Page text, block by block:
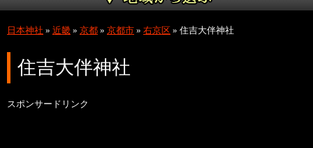
日本神社 » 近畿 » 京都 » 京都市 » 右京区 » 住吉大伴神社
住吉大伴神社
スポンサードリンク